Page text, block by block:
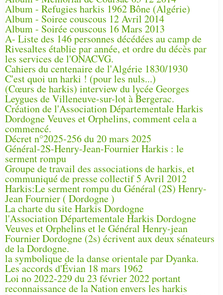
Album - Refugies harkis 1962 Bône (Algérie)
Album - Soiree couscous 12 Avril 2014
Album - Soirée couscous 16 Mars 2013
A- Liste des 146 personnes décédées au camp de
Rivesaltes établie par année, et ordre du décès par
les services de l'ONACVG.
Cahiers du centenaire de l'Algérie 1830/1930
C'est quoi un harki ! (pour les nuls...)
(Cœurs de harkis) interview du lycée Georges
Leygues de Villeneuve-sur-lot à Bergerac.
Création de l'Association Départementale Harkis
Dordogne Veuves et Orphelins, comment cela a
commencé.
Décret n°2025-256 du 20 mars 2025
Général-2S-Henry-Jean-Fournier Harkis : le
serment rompu
Groupe de travail des associations de harkis, et
communiqué de presse collectif 5 Avril 2012
Harkis:Le serment rompu du Général (2S) Henry-
Jean Fournier ( Dordogne )
La charte du site Harkis Dordogne
l'Association Départementale Harkis Dordogne
Veuves et Orphelins et le Général Henry-jean
Fournier Dordogne (2s) écrivent aux deux sénateurs
de la Dordogne.
la symbolique de la danse orientale par Dyanka.
Les accords d'Évian 18 mars 1962
Loi no 2022-229 du 23 février 2022 portant
reconnaissance de la Nation envers les harkis